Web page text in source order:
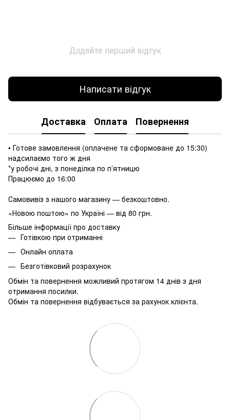
Додайте перший відгук
Написати відгук
Доставка Оплата Повернення
• Готове замовлення (оплачене та сформоване до 15:30)
надсилаємо того ж дня
*у робочі дні, з понеділка по п’ятницю
Працюємо до 16:00
Самовивіз з нашого магазину — безкоштовно.
«Новою поштою» по Україні — від 80 грн.
Більше інформації про доставку
Готівкою при отриманні
Онлайн оплата
Безготівковий розрахунок
Обмін та повернення можливий протягом 14 днів з дня
отримання посилки.
Обмін та повернення відбувається за рахунок клієнта.